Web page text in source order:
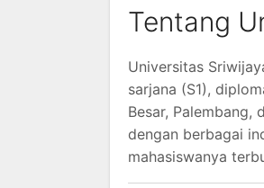
Tentang
Universitas
sarjana (S1),
Besar, Palembang,
dengan berbagai
mahasiswanya